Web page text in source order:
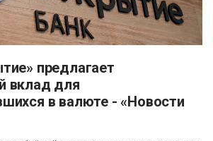
вклад для
в валюте - «Новости